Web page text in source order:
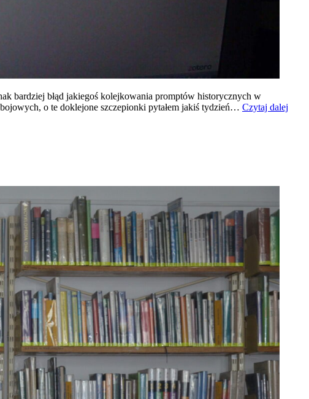
bardziej błąd jakiegoś kolejkowania promptów historycznych w
o te doklejone szczepionki pytałem jakiś tydzień… Czytaj dalej